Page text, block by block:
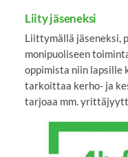
Liity jäseneksi
Liittymällä jäseneksi,
monipuoliseen
oppimista niin lapsille
tarkoittaa kerho- ja
tarjoaa mm.